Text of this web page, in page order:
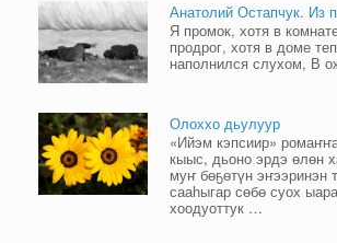
Анатолий Остапчук. Из
Я промок, хотя в
продрог, хотя в доме
наполнился слухом, В
Олоххо дьулуур
«Ийэм кэпсиир»
кыыс, дьоно эрдэ өлөн
муҥ бөҕөтүн эҥээринэн
сааһыгар сөбө суох
хоодуоттук …